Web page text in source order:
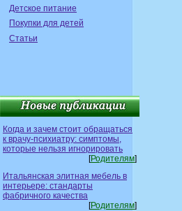
Детское питание
Покупки для детей
Статьи
Когда и зачем стоит обращаться
к врачу-психиатру: симптомы,
которые нельзя игнорировать
[Родителям]
Итальянская элитная мебель в
интерьере: стандарты
фабричного качества
[Родителям]